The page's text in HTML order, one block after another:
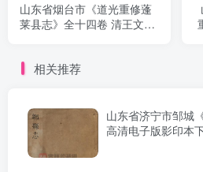
山东省烟台市《道光重修蓬
莱县志》全十四卷 清王文焘
相关推荐
山东省济宁市邹城
高清电子版影印本